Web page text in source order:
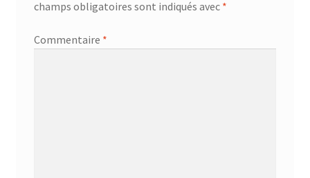
champs obligatoires sont indiqués avec *
Commentaire *